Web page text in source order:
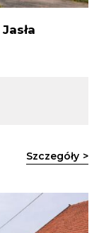
Szczegóły